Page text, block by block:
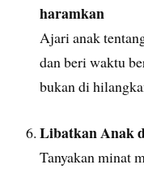
haramkan
Ajari anak
dan beri waktu
bukan di
Libatkan Anak
Tanyakan minat